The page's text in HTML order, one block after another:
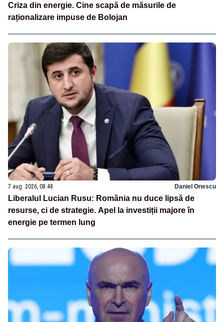
Criza din energie. Cine scapă de măsurile de
raționalizare impuse de Bolojan
7 aug. 2026, 08:48 Daniel Onescu
Liberalul Lucian Rusu: România nu duce lipsă de
resurse, ci de strategie. Apel la investiții majore în
energie pe termen lung